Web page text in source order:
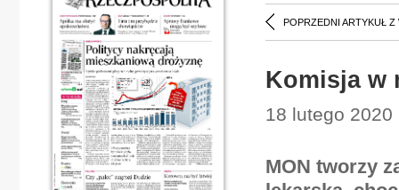
POPRZEDNI ARTYKUŁ Z
Komisja w
18 lutego 2020
MON tworzy